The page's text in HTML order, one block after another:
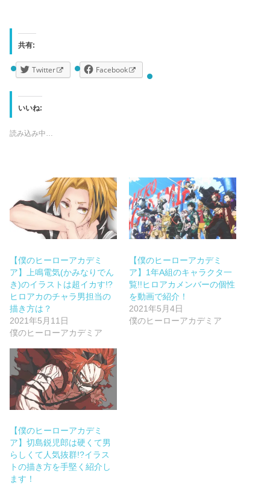
共有:
Twitter Facebook
いいね:
読み込み中…
【僕のヒーローアカデミ
ア】上鳴電気(かみなりでん
き)のイラストは超イカす!?
ヒロアカのチャラ男担当の
描き方は？
2021年5月11日
僕のヒーローアカデミア
【僕のヒーローアカデミ
ア】1年A組のキャラクタ一
覧!!ヒロアカメンバーの個性
を動画で紹介！
2021年5月4日
僕のヒーローアカデミア
【僕のヒーローアカデミ
ア】切島鋭児郎は硬くて男
らしくて人気抜群!?イラス
トの描き方を手堅く紹介し
ます！